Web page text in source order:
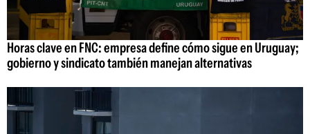
Horas clave en FNC: empresa define cómo sigue en Uruguay;
gobierno y sindicato también manejan alternativas